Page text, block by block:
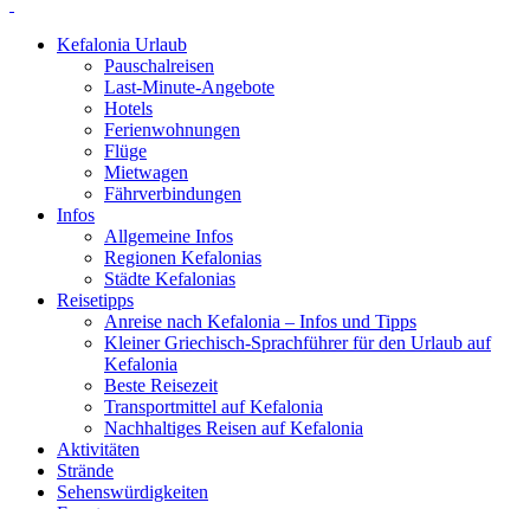
Kefalonia Urlaub
Pauschalreisen
Last-Minute-Angebote
Hotels
Ferienwohnungen
Flüge
Mietwagen
Fährverbindungen
Infos
Allgemeine Infos
Regionen Kefalonias
Städte Kefalonias
Reisetipps
Anreise nach Kefalonia – Infos und Tipps
Kleiner Griechisch-Sprachführer für den Urlaub auf
Kefalonia
Beste Reisezeit
Transportmittel auf Kefalonia
Nachhaltiges Reisen auf Kefalonia
Aktivitäten
Strände
Sehenswürdigkeiten